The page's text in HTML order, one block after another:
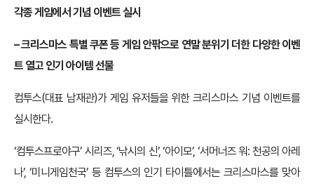
각종 게임에서 기념 이벤트 실시
– 크리스마스 특별 쿠폰 등 게임 안팎으로 연말 분위기 더한 다양한 이벤
트 열고 인기 아이템 선물
컴투스(대표 남재관)가 게임 유저들을 위한 크리스마스 기념 이벤트를
실시한다.
‘컴투스프로야구’ 시리즈, ‘낚시의 신’, ‘아이모’, ‘서머너즈 워: 천공의 아레
나’, ‘미니게임천국’ 등 컴투스의 인기 타이틀에서는 크리스마스를 맞아